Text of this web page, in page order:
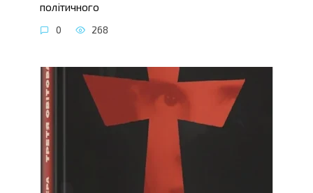
політичного
0 268